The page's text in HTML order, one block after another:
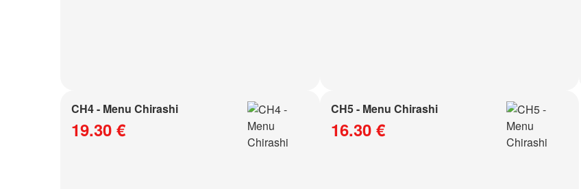
CH4 - Menu Chirashi
19.30 €
CH5 - Menu Chirashi
16.30 €